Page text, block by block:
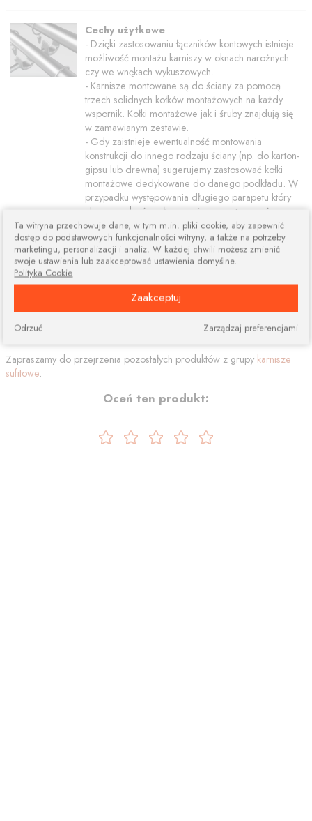
Cechy użytkowe
- Dzięki zastosowaniu łączników kontowych istnieje
możliwość montażu karniszy w oknach narożnych
czy we wnękach wykuszowych.
- Karnisze montowane są do ściany za pomocą
trzech solidnych kołków montażowych na każdy
wspornik. Kołki montażowe jak i śruby znajdują się
w zamawianym zestawie.
- Gdy zaistnieje ewentualność montowania
konstrukcji do innego rodzaju ściany (np. do karton-
gipsu lub drewna) sugerujemy zastosować kołki
montażowe dedykowane do danego podkładu. W
przypadku występowania długiego parapetu który
chcemy zakryć zasłoną możemy zastosować
przedłużki do wsporników. Dzięki temu rozwiązaniu
wydłużamy długość wspornika o 5cm.
- Do zawieszenia firan i zasłon można zastosować
klasyczne kółka z żabkami lub agrafkami albo
specjalne "ciche" kółka wyłożone od wewnątrz
wkładką silikonową powodującą cichsze poruszanie
się firan i mniejsze tarcie - co pozytywnie wpływa na
Zapraszamy do przejrzenia pozostałych produktów z grupy karnisze
sufitowe.
Oceń ten produkt:
Ta witryna przechowuje dane, w tym m.in. pliki cookie, aby zapewnić
dostęp do podstawowych funkcjonalności witryny, a także na potrzeby
marketingu, personalizacji i analiz. W każdej chwili możesz zmienić
swoje ustawienia lub zaakceptować ustawienia domyślne.
Polityka Cookie
Zaakceptuj
Zarządzaj preferencjami
Odrzuć